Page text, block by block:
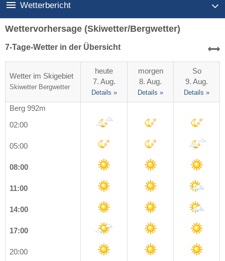
Wetterbericht
Wettervorhersage (Skiwetter/Bergwetter)
7-Tage-Wetter in der Übersicht
Wetter im Skigebiet
Skiwetter Bergwetter
heute
7. Aug.
Details »
morgen
8. Aug.
Details »
So
9. Aug.
Details »
Berg 992m
02:00
05:00
08:00
11:00
14:00
17:00
20:00